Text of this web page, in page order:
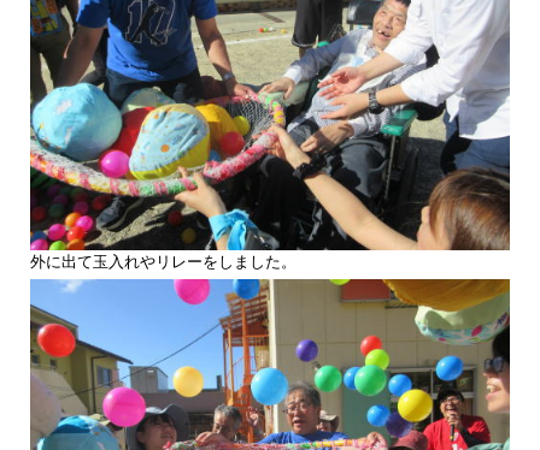
外に出て玉入れやリレーをしました。